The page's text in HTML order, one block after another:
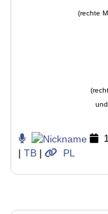
(rechte
| TB | PL